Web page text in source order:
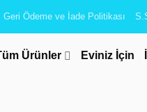
Geri Ödeme ve İade Politikası
Ürünler Eviniz İçin